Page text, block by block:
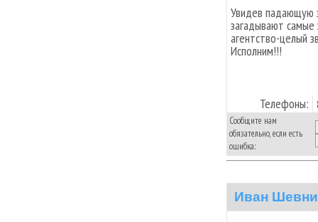
Увидев падающую
загадывают
агентство-целый
Исполним!!!
Телефоны:
Сообщите нам
обязательно, если есть
ошибка:
Иван